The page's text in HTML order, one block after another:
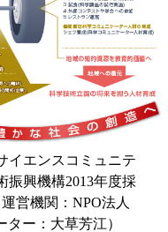
イエンスコミュニテ
振興機構2013年度採
営機関：NPO法人
ター：大草芳江）